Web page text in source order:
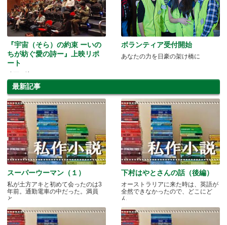
『宇宙（そら）の約束 ーいの
ちが紡ぐ愛の詩ー』上映リポ
ート
映画に込められたメッセージとは ?!
ボランティア受付開始
あなたの力を日豪の架け橋に
最新記事
スーパーウーマン（１）
私が土方アキと初めて会ったのは3
年前。通勤電車の中だった。満員
と.....
下村はやとさんの話（後編）
オーストラリアに来た時は、英語が
全然できなかったので、どこにど
ん.....